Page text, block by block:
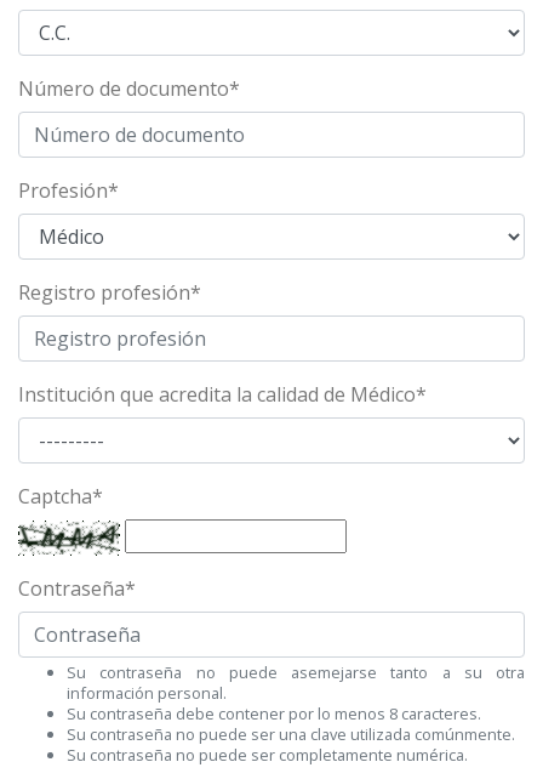
Número de documento*
Profesión*
Registro profesión*
Institución que acredita la calidad de Médico*
Captcha*
Contraseña*
Su contraseña no puede asemejarse tanto a su otra
información personal.
Su contraseña debe contener por lo menos 8 caracteres.
Su contraseña no puede ser una clave utilizada comúnmente.
Su contraseña no puede ser completamente numérica.